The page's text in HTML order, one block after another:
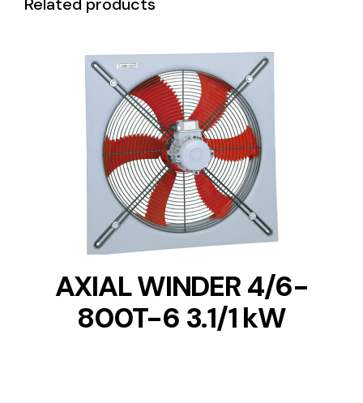
DETAILS
AXIAL WINDER 4/6-
800T-6 3.1/1 kW